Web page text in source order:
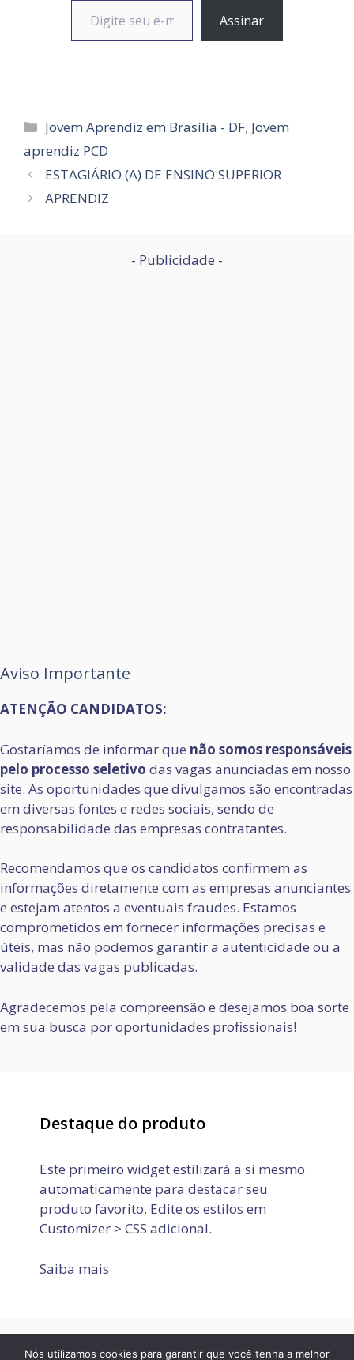
Assinar
Categorias
Jovem Aprendiz em Brasília - DF, Jovem
aprendiz PCD
ESTAGIÁRIO (A) DE ENSINO SUPERIOR
APRENDIZ
- Publicidade -
Aviso Importante
ATENÇÃO CANDIDATOS:
Gostaríamos de informar que não somos responsáveis
pelo processo seletivo das vagas anunciadas em nosso
site. As oportunidades que divulgamos são encontradas
em diversas fontes e redes sociais, sendo de
responsabilidade das empresas contratantes.
Recomendamos que os candidatos confirmem as
informações diretamente com as empresas anunciantes
e estejam atentos a eventuais fraudes. Estamos
comprometidos em fornecer informações precisas e
úteis, mas não podemos garantir a autenticidade ou a
validade das vagas publicadas.
Agradecemos pela compreensão e desejamos boa sorte
em sua busca por oportunidades profissionais!
Destaque do produto
Este primeiro widget estilizará a si mesmo
automaticamente para destacar seu
produto favorito. Edite os estilos em
Customizer > CSS adicional.
Saiba mais
Nós utilizamos cookies para garantir que você tenha a melhor